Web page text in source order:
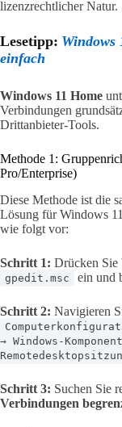
lizenzrechtlicher Natur.
Lesetipp: Windows
einfach
Windows 11 Home
Verbindungen
Drittanbieter-Tools.
Methode 1:
Pro/Enterprise)
Diese Methode ist die
Lösung für Windows
wie folgt vor:
Schritt 1: Drücken Sie
gpedit.msc ein und
Schritt 2: Navigieren
→ Windows-
Schritt 3: Suchen Sie
Verbindungen